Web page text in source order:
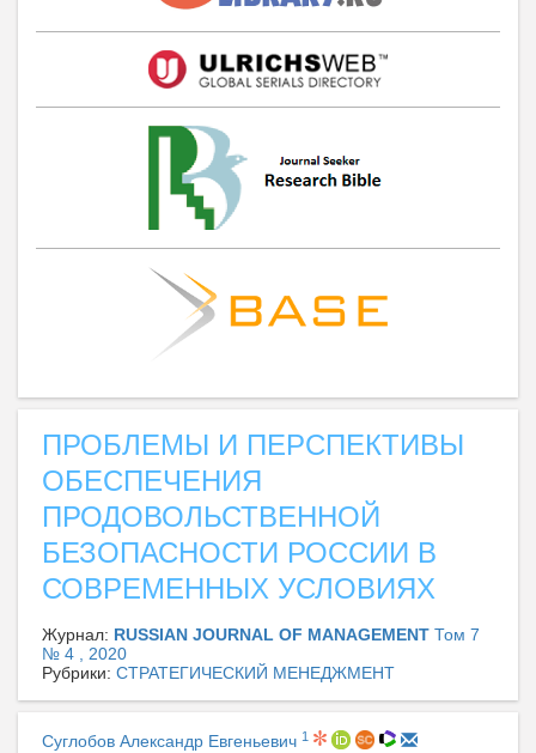
ПРОБЛЕМЫ И ПЕРСПЕКТИВЫ
ОБЕСПЕЧЕНИЯ
ПРОДОВОЛЬСТВЕННОЙ
БЕЗОПАСНОСТИ РОССИИ В
СОВРЕМЕННЫХ УСЛОВИЯХ
Журнал: RUSSIAN JOURNAL OF MANAGEMENT Том 7
№ 4 , 2020
Рубрики: СТРАТЕГИЧЕСКИЙ МЕНЕДЖМЕНТ
Суглобов Александр Евгеньевич 1